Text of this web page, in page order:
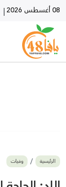
08 أغسطس 2026 |
بيع وشراء
أخبار القدس
وفيات
الرئيسية وفيات